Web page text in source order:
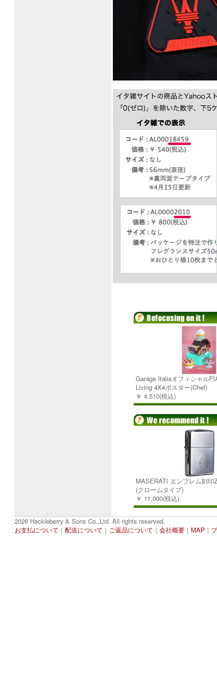
Garage Italiaオフィシャル
Living 4X4ポスター(Chef)
￥ 4,510(税込)
MASERATI エンブレム刻印
(クロームタイプ)
￥ 11,000(税込)
2026 Hackleberry & Sons Co.,Ltd. All rights reserved.
お支払について ｜ 配送について ｜ ご返品について ｜ 会社概要 ｜ MAP ｜